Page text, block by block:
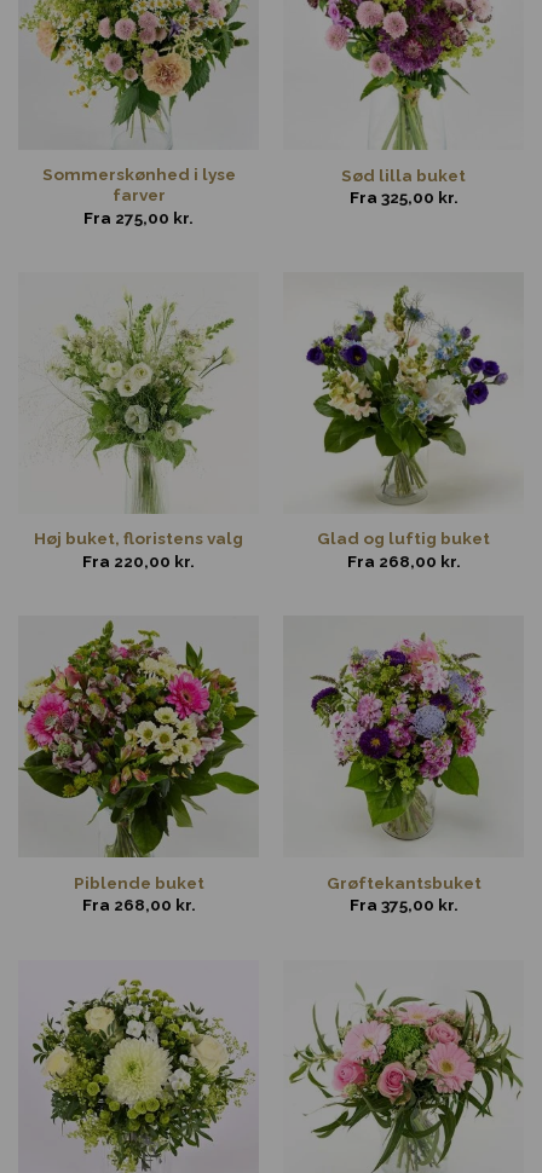
Sommerskønhed i lyse
farver
Fra 275,00 kr.
Sød lilla buket
Fra 325,00 kr.
Høj buket, floristens valg
Fra 220,00 kr.
Glad og luftig buket
Fra 268,00 kr.
Piblende buket
Fra 268,00 kr.
Grøftekantsbuket
Fra 375,00 kr.